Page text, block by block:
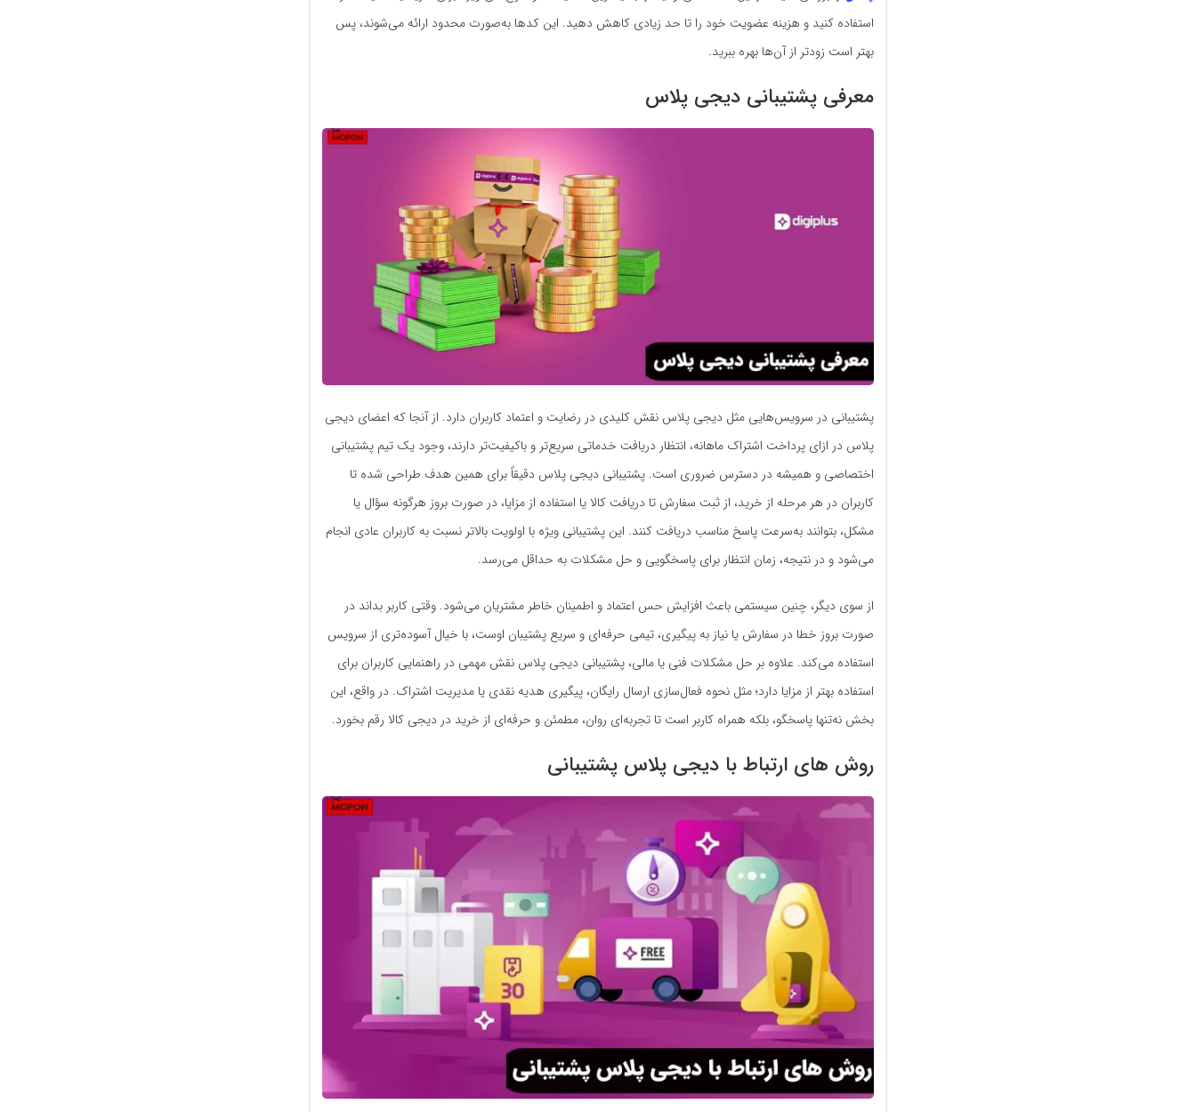
استفاده کنید و هزینه عضویت خود را تا حد زیادی کاهش دهید. این کدها به‌صورت محدود ارائه می‌شوند، پس
بهتر است زودتر از آن‌ها بهره ببرید.
معرفی پشتیبانی دیجی پلاس
پشتیبانی در سرویس‌هایی مثل دیجی پلاس نقش کلیدی در رضایت و اعتماد کاربران دارد. از آنجا که اعضای دیجی
پلاس در ازای پرداخت اشتراک ماهانه، انتظار دریافت خدماتی سریع‌تر و باکیفیت‌تر دارند، وجود یک تیم پشتیبانی
اختصاصی و همیشه در دسترس ضروری است. پشتیبانی دیجی پلاس دقیقاً برای همین هدف طراحی شده تا
کاربران در هر مرحله از خرید، از ثبت سفارش تا دریافت کالا یا استفاده از مزایا، در صورت بروز هرگونه سؤال یا
مشکل، بتوانند به‌سرعت پاسخ مناسب دریافت کنند. این پشتیبانی ویژه با اولویت بالاتر نسبت به کاربران عادی انجام
می‌شود و در نتیجه، زمان انتظار برای پاسخگویی و حل مشکلات به حداقل می‌رسد.
از سوی دیگر، چنین سیستمی باعث افزایش حس اعتماد و اطمینان خاطر مشتریان می‌شود. وقتی کاربر بداند در
صورت بروز خطا در سفارش یا نیاز به پیگیری، تیمی حرفه‌ای و سریع پشتیبان اوست، با خیال آسوده‌تری از سرویس
استفاده می‌کند. علاوه بر حل مشکلات فنی یا مالی، پشتیبانی دیجی پلاس نقش مهمی در راهنمایی کاربران برای
استفاده بهتر از مزایا دارد؛ مثل نحوه فعال‌سازی ارسال رایگان، پیگیری هدیه نقدی یا مدیریت اشتراک. در واقع، این
بخش نه‌تنها پاسخگو، بلکه همراه کاربر است تا تجربه‌ای روان، مطمئن و حرفه‌ای از خرید در دیجی کالا رقم بخورد.
روش های ارتباط با دیجی پلاس پشتیبانی